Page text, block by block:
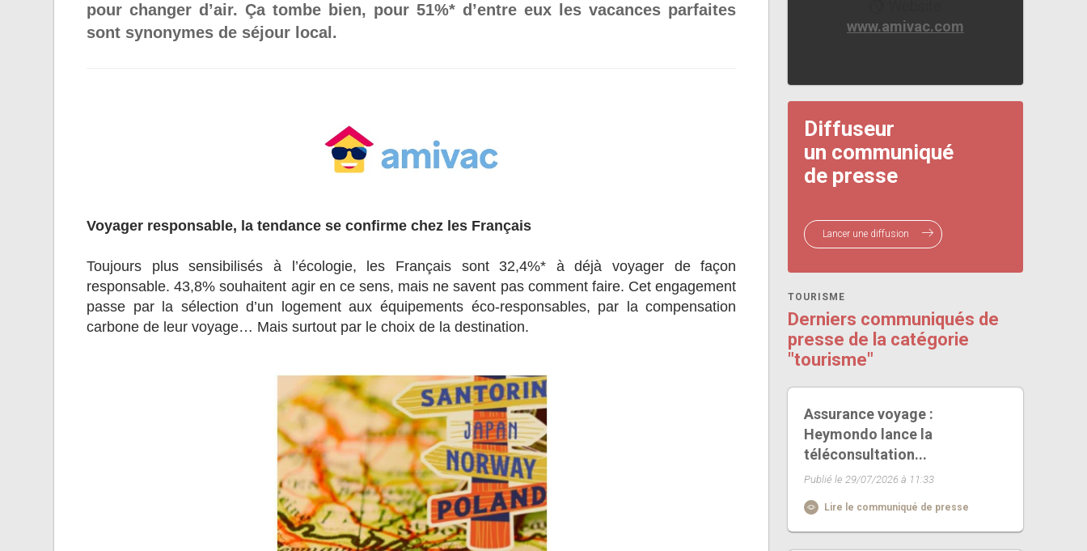
pour changer d’air. Ça tombe bien, pour 51%* d’entre eux les vacances parfaites
sont synonymes de séjour local.
Voyager responsable, la tendance se confirme chez les Français
Toujours plus sensibilisés à l’écologie, les Français sont 32,4%* à déjà voyager de façon
responsable. 43,8% souhaitent agir en ce sens, mais ne savent pas comment faire. Cet engagement
passe par la sélection d’un logement aux équipements éco-responsables, par la compensation
carbone de leur voyage… Mais surtout par le choix de la destination.
www.amivac.com
Diffuseur
un communiqué
de presse
Lancer une diffusion
TOURISME
Derniers communiqués de
presse de la catégorie
"tourisme"
Assurance voyage :
Heymondo lance la
téléconsultation...
Publié le 29/07/2026 à 11:33
Lire le communiqué de presse